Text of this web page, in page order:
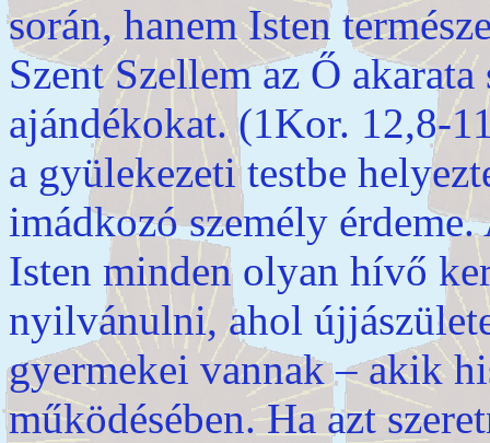
során, hanem Isten
Szent Szellem az Ő
ajándékokat. (1Kor. 12,8-
a gyülekezeti testbe
imádkozó személy
Isten minden olyan hívő
nyilvánulni, ahol
gyermekei vannak – akik
működésében. Ha azt